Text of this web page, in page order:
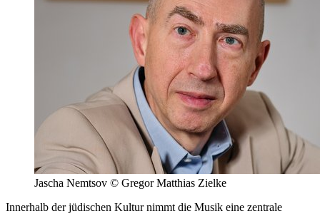
Jascha Nemtsov © Gregor Matthias Zielke
Innerhalb der jüdischen Kultur nimmt die Musik eine zentrale